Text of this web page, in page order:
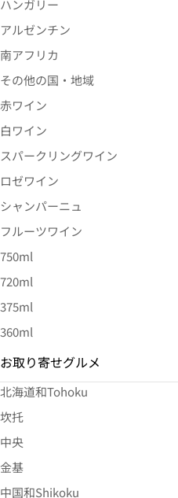
ハンガリー
アルゼンチン
南アフリカ
その他の国・地域
赤ワイン
白ワイン
スパークリングワイン
ロゼワイン
シャンパーニュ
フルーツワイン
750ml
720ml
375ml
360ml
お取り寄せグルメ
北海道和Tohoku
坎托
中央
金基
中国和Shikoku